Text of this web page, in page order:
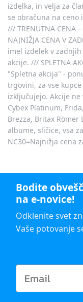
izdelka, in velja za
se obračuna na ceno
/// TRENUTNA CENA
NAJNIŽJA CENA V
imel izdelek v
akcije. /// SPLETNA
"Spletna akcija" -
trgovini, za vse
izključujejo. Akcije
Cybex Platinum,
Brezza, Britax Römer
albume, sličice, vsa
NC30=Najnižja cena
Bodite
na e-novice!
Odklenite svet
Vaše potovanje